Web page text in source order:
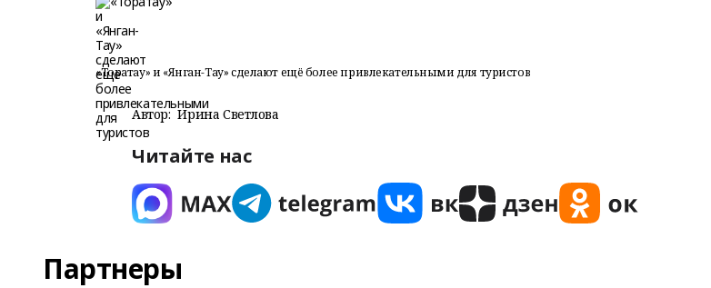
«Торатау» и «Янган-Тау» сделают ещё более привлекательными для туристов
Автор: Ирина Светлова
Читайте нас
Партнеры